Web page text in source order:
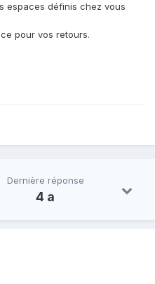
espaces définis chez vous
pour vos retours.
Dernière réponse
4 a